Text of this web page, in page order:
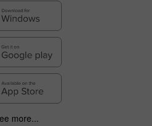
more...